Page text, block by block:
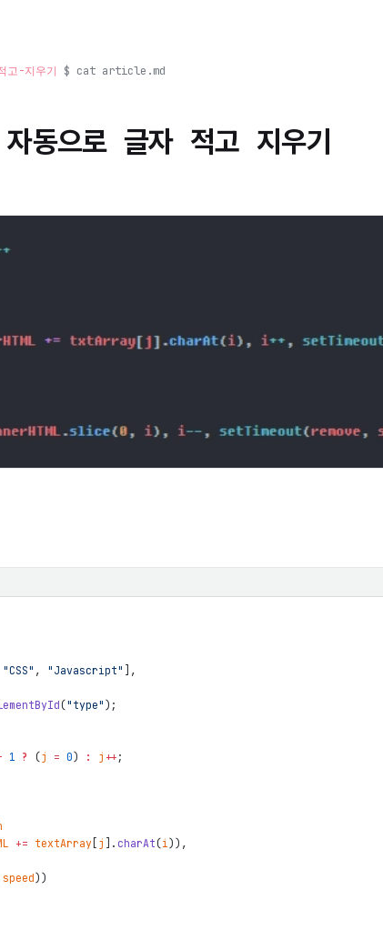
고-지우기 $ cat article.md
동으로 글자 적고 지우기
"CSS" , "Javascript"
,
("type" ) ;
1 ? (j = 0) : j ++ ;
+= textArray j . charAt(i) ) ,
speed) )